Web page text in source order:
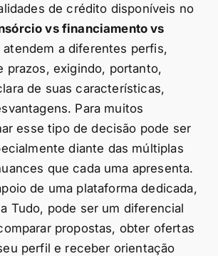
de crédito disponíveis no
vs financiamento vs
a diferentes perfis,
prazos, exigindo, portanto,
de suas características,
Para muitos
esse tipo de decisão pode ser
diante das múltiplas
que cada uma apresenta.
de uma plataforma dedicada,
Tudo, pode ser um diferencial
propostas, obter ofertas
perfil e receber orientação